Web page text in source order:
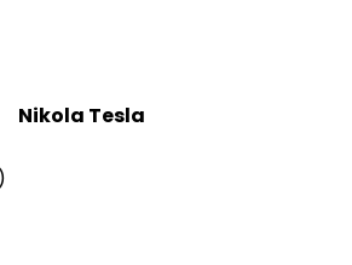
Nikola Tesla